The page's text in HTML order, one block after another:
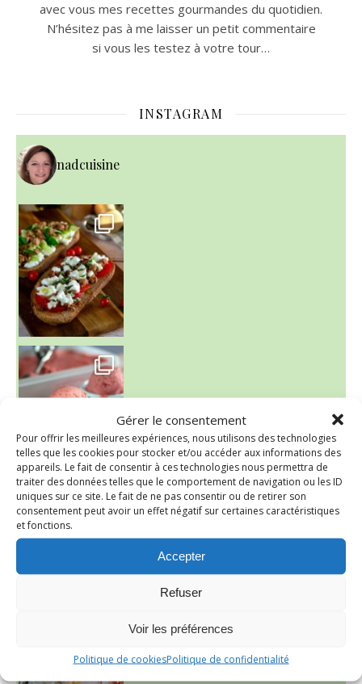
Gérer le consentement
Pour offrir les meilleures expériences, nous utilisons des technologies
telles que les cookies pour stocker et/ou accéder aux informations des
appareils. Le fait de consentir à ces technologies nous permettra de
traiter des données telles que le comportement de navigation ou les ID
uniques sur ce site. Le fait de ne pas consentir ou de retirer son
consentement peut avoir un effet négatif sur certaines caractéristiques
et fonctions.
Accepter
Refuser
Voir les préférences
Politique de cookiesPolitique de confidentialité
avec vous mes recettes gourmandes du quotidien.
N’hésitez pas à me laisser un petit commentaire
si vous les testez à votre tour…
INSTAGRAM
nadcuisine
~ NICE CREAM À LA FRAISE ~
Presque un mois que